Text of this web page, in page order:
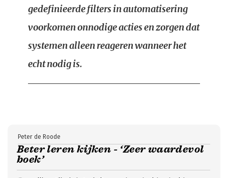
gedefinieerde filters in automatisering
voorkomen onnodige acties en zorgen dat
systemen alleen reageren wanneer het
echt nodig is.
Beter leren kijken - ‘Zeer waardevol
boek’
Peter de Roode